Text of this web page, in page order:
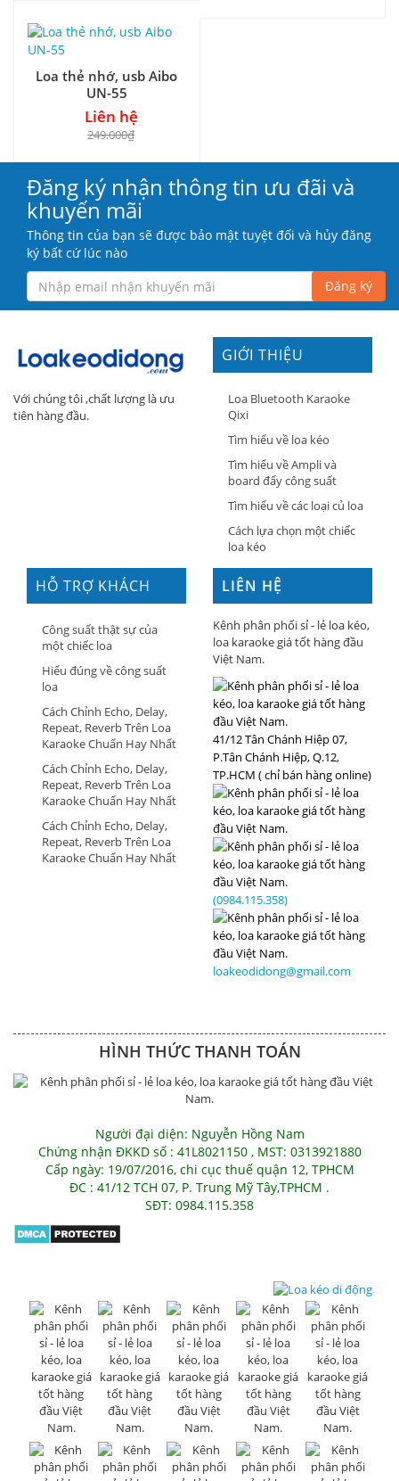
Loa thẻ nhớ, usb Aibo
UN-55
Liên hệ
249.000₫
Đăng ký nhận thông tin ưu đãi và
khuyến mãi
Thông tin của bạn sẽ được bảo mật tuyệt đối và hủy đăng
ký bất cứ lúc nào
Đăng ký
Với chúng tôi ,chất lượng là ưu
tiên hàng đầu.
GIỚI THIỆU
Loa Bluetooth Karaoke
Qixi
Tìm hiểu về loa kéo
Tìm hiểu về Ampli và
board đẩy công suất
Tìm hiểu về các loại củ loa
Cách lựa chọn một chiếc
loa kéo
HỖ TRỢ KHÁCH
HÀNG
Công suất thật sự của
một chiếc loa
Hiểu đúng về công suất
loa
Cách Chỉnh Echo, Delay,
Repeat, Reverb Trên Loa
Karaoke Chuẩn Hay Nhất
Cách Chỉnh Echo, Delay,
Repeat, Reverb Trên Loa
Karaoke Chuẩn Hay Nhất
Cách Chỉnh Echo, Delay,
Repeat, Reverb Trên Loa
Karaoke Chuẩn Hay Nhất
LIÊN HỆ
Kênh phân phối sỉ - lẻ loa kéo,
loa karaoke giá tốt hàng đầu
Việt Nam.
41/12 Tân Chánh Hiệp 07,
P.Tân Chánh Hiệp, Q.12,
TP.HCM ( chỉ bán hàng online)
(0984.115.358)
loakeodidong@gmail.com
HÌNH THỨC THANH TOÁN
Người đại diện: Nguyễn Hồng Nam
Chứng nhận ĐKKD số : 41L8021150 , MST: 0313921880
Cấp ngày: 19/07/2016, chi cục thuế quận 12, TPHCM
ĐC : 41/12 TCH 07, P. Trung Mỹ Tây,TPHCM .
SĐT: 0984.115.358